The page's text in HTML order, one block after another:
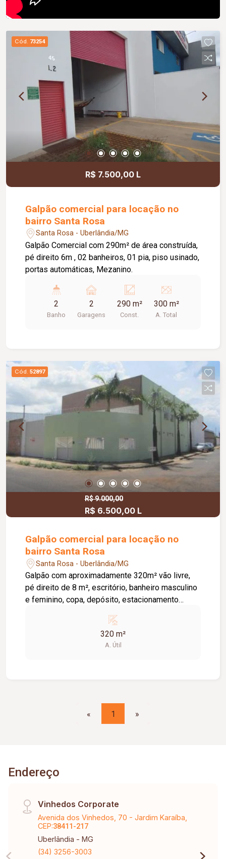
Cód. 73254
R$ 7.500,00 L
Galpão comercial para locação no
bairro Santa Rosa
Santa Rosa - Uberlândia/MG
Galpão Comercial com 290m² de área construída,
pé direito 6m , 02 banheiros, 01 pia, piso usinado,
portas automáticas, Mezanino.
2
Banho
2
Garagens
290 m²
Const.
300 m²
A. Total
Cód. 52897
R$ 9.000,00
R$ 6.500,00 L
Galpão comercial para locação no
bairro Santa Rosa
Santa Rosa - Uberlândia/MG
Galpão com aproximadamente 320m² vão livre,
pé direito de 8 m², escritório, banheiro masculino
e feminino, copa, depósito, estacionamento
320 m²
A. Útil
« 1 »
Endereço
Vinhedos Corporate
Avenida dos Vinhedos, 70 - Jardim Karaíba,
CEP:38411-217
Uberlândia - MG
(34) 3256-3003